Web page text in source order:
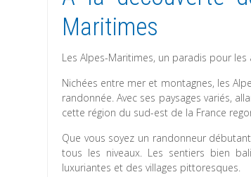
Maritimes
Les Alpes-Maritimes, un paradis pour
Nichées entre mer et montagnes, les
randonnée. Avec ses paysages variés,
cette région du sud-est de la France
Que vous soyez un randonneur
tous les niveaux. Les sentiers bien
luxuriantes et des villages pittoresques.